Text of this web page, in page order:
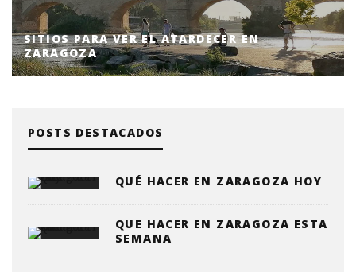
SITIOS PARA VER EL ATARDECER EN
ZARAGOZA
POSTS DESTACADOS
QUÉ HACER EN ZARAGOZA HOY
QUE HACER EN ZARAGOZA ESTA
SEMANA